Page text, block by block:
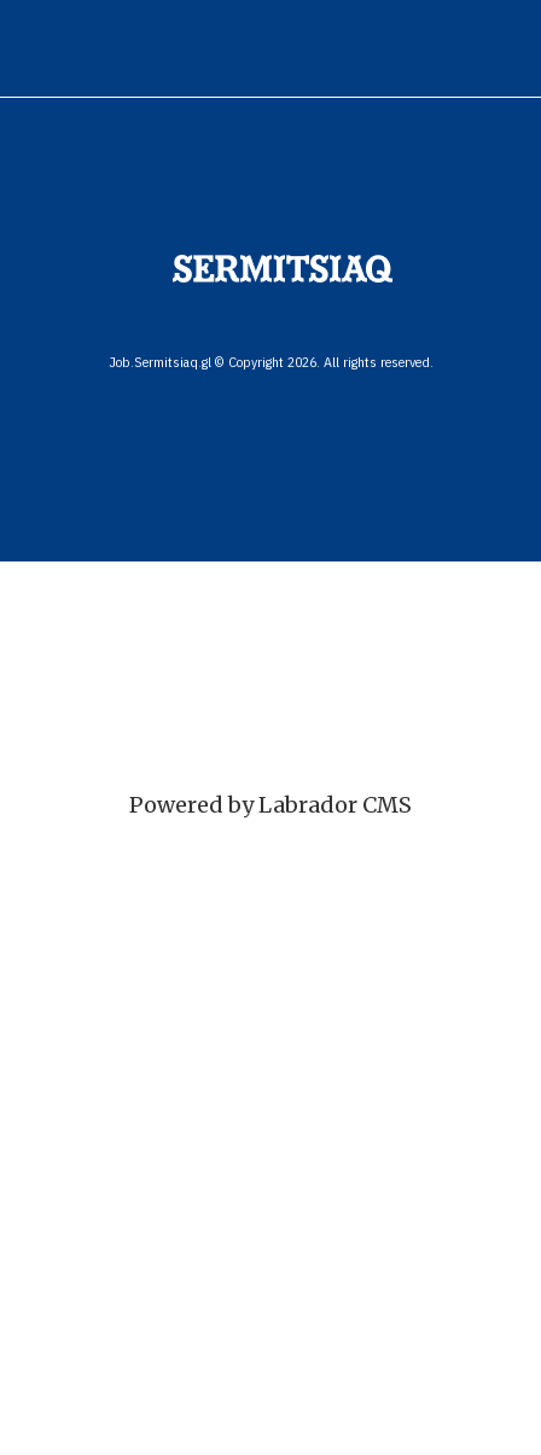
Job.Sermitsiaq.gl © Copyright 2026. All rights reserved.
Powered by Labrador CMS